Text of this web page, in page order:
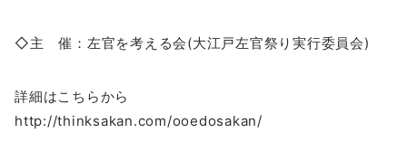
◇主 催：左官を考える会(大江戸左官祭り実行委員会)
詳細はこちらから
http://thinksakan.com/ooedosakan/